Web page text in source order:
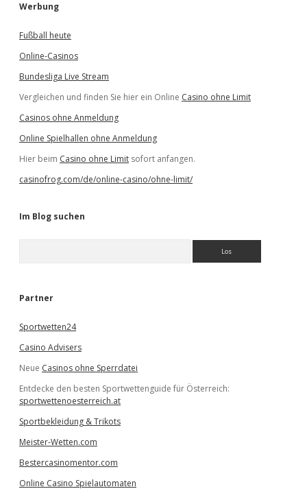
Werbung
Fußball heute
Online-Casinos
Bundesliga Live Stream
Vergleichen und finden Sie hier ein Online Casino ohne Limit
Casinos ohne Anmeldung
Online Spielhallen ohne Anmeldung
Hier beim Casino ohne Limit sofort anfangen.
casinofrog.com/de/online-casino/ohne-limit/
Im Blog suchen
e
Partner
Sportwetten24
Casino Advisers
Neue Casinos ohne Sperrdatei
Entdecke den besten Sportwettenguide für Österreich:
sportwettenoesterreich.at
Sportbekleidung & Trikots
Meister-Wetten.com
Bestercasinomentor.com
Online Casino Spielautomaten